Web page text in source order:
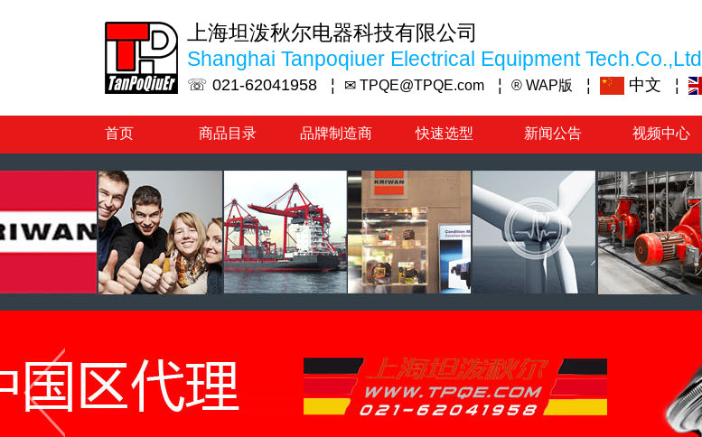
上海坦泼秋尔电器科技有限公司
Shanghai Tanpoqiuer Electrical Equipment Tech.Co.,Ltd
☏ 021-62041958 ¦ ✉ TPQE@TPQE.com ¦ ® WAP版 ¦ 中文 ¦
首页 商品目录 品牌制造商 快速选型 新闻公告 视频中心